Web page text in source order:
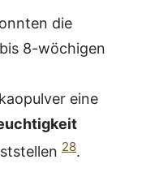
die
8-wöchigen
eine
28.